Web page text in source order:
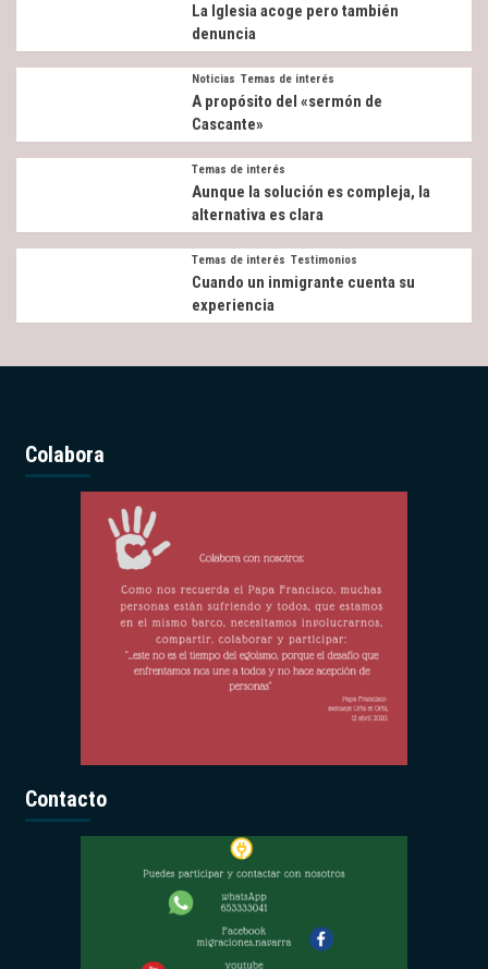
La Iglesia acoge pero también
denuncia
Noticias Temas de interés
A propósito del «sermón de
Cascante»
Temas de interés
Aunque la solución es compleja, la
alternativa es clara
Temas de interés Testimonios
Cuando un inmigrante cuenta su
experiencia
Colabora
Contacto